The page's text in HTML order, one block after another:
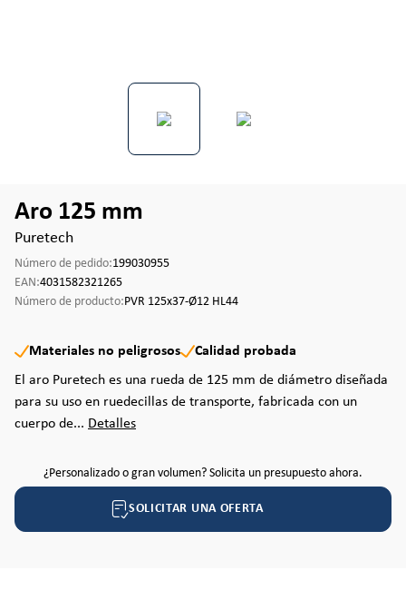
Aro 125 mm
Puretech
Número de pedido:199030955
EAN:4031582321265
Número de producto:PVR 125x37-Ø12 HL44
Materiales no peligrosos
Calidad probada
El aro Puretech es una rueda de 125 mm de diámetro diseñada
para su uso en ruedecillas de transporte, fabricada con un
cuerpo de... Detalles
¿Personalizado o gran volumen? Solicita un presupuesto ahora.
SOLICITAR UNA OFERTA